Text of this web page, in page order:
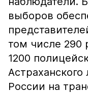
выборов
том числе 290
1200
России на